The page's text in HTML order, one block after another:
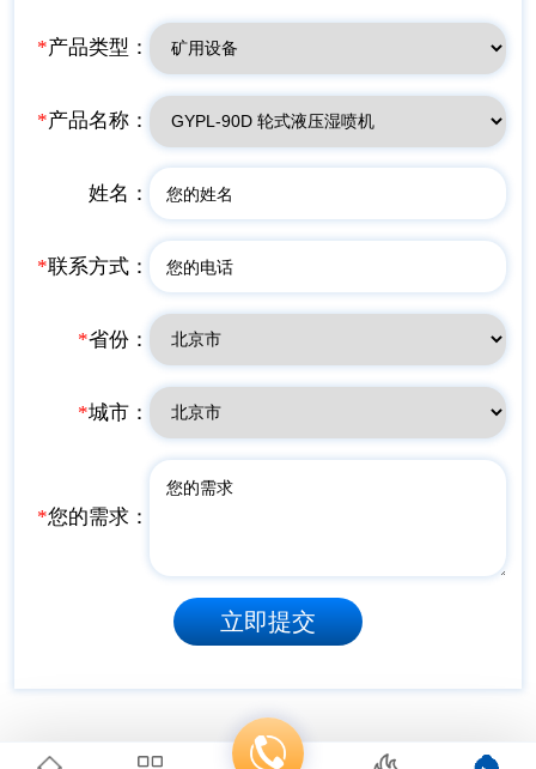
*产品类型：
*产品名称：
姓名：
*联系方式：
*省份：
*城市：
*您的需求：
立即提交